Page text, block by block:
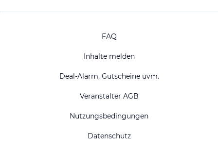
FAQ
Inhalte melden
Deal-Alarm, Gutscheine uvm.
Veranstalter AGB
Nutzungsbedingungen
Datenschutz